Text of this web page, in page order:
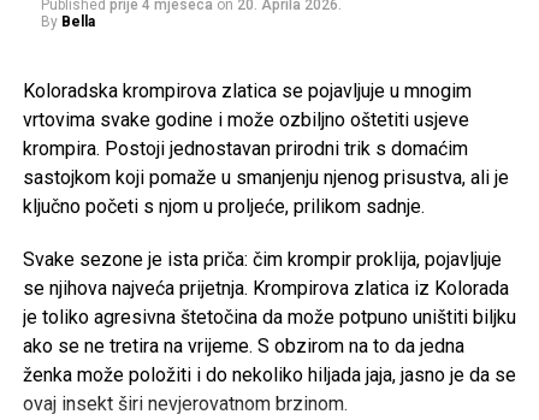
Mail
POVEZANE TEME: EMIR SOLAKOVIĆ EPIDEMIJA
KARCINOM
KORONAVIRUS
Stršljeni se boje samo jedne stvari i to je jedini način da
ih otjerate zauvijek
DON'T MISS
Emrah iz Bihaća u Grandu poručio: Prije bih odglumio
napad slijepog crijeva nego to
Kultura i religija:
održavaju jedinstvenu, često pogrešno shvaćenu kulturu,
koja uključuje fokus na koncepte “čistog” i “nečistog”.
Kulturne prakse:Kalaši imaju jedinstvenu i živopisnu
kulturu u kojoj slave i obožavaju prirodu kroz pjesmu, ples i
žrtve. Žene igraju značajnu ulogu i imaju visok status u
svojoj zajednici.
Položaj: Kalaši se nalaze u okrugu Chitral u provinciji
Khyber Pakhtunkhwa u Pakistanu, tačnije u tri doline:
Bumburet, Rumbur i Birir.
Published prije 4 mjeseca on 20. Aprila 2026.
By Bella
Koloradska krompirova zlatica se pojavljuje u mnogim
vrtovima svake godine i može ozbiljno oštetiti usjeve
krompira. Postoji jednostavan prirodni trik s domaćim
sastojkom koji pomaže u smanjenju njenog prisustva, ali je
ključno početi s njom u proljeće, prilikom sadnje.
Svake sezone je ista priča: čim krompir proklija, pojavljuje
se njihova najveća prijetnja. Krompirova zlatica iz Kolorada
je toliko agresivna štetočina da može potpuno uništiti biljku
ako se ne tretira na vrijeme. S obzirom na to da jedna
ženka može položiti i do nekoliko hiljada jaja, jasno je da se
ovaj insekt širi nevjerovatnom brzinom.